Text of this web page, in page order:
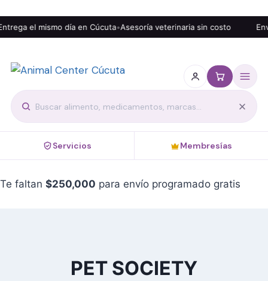
el mismo día en Cúcuta•Asesoría veterinaria sin costo
Servicios Membresías
Te faltan $250,000 para envío programado gratis
PET SOCIETY